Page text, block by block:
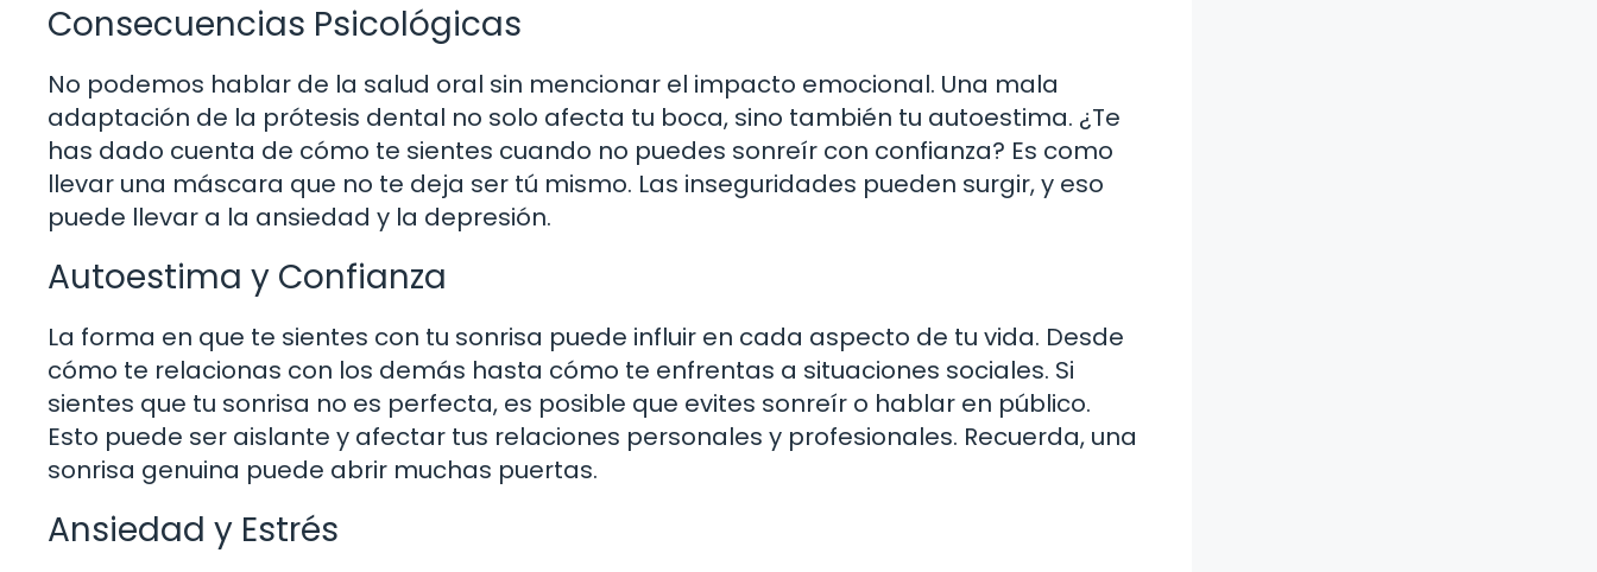
Consecuencias Psicológicas
No podemos hablar de la salud oral sin mencionar el impacto emocional. Una mala
adaptación de la prótesis dental no solo afecta tu boca, sino también tu autoestima. ¿Te
has dado cuenta de cómo te sientes cuando no puedes sonreír con confianza? Es como
llevar una máscara que no te deja ser tú mismo. Las inseguridades pueden surgir, y eso
puede llevar a la ansiedad y la depresión.
Autoestima y Confianza
La forma en que te sientes con tu sonrisa puede influir en cada aspecto de tu vida. Desde
cómo te relacionas con los demás hasta cómo te enfrentas a situaciones sociales. Si
sientes que tu sonrisa no es perfecta, es posible que evites sonreír o hablar en público.
Esto puede ser aislante y afectar tus relaciones personales y profesionales. Recuerda, una
sonrisa genuina puede abrir muchas puertas.
Ansiedad y Estrés